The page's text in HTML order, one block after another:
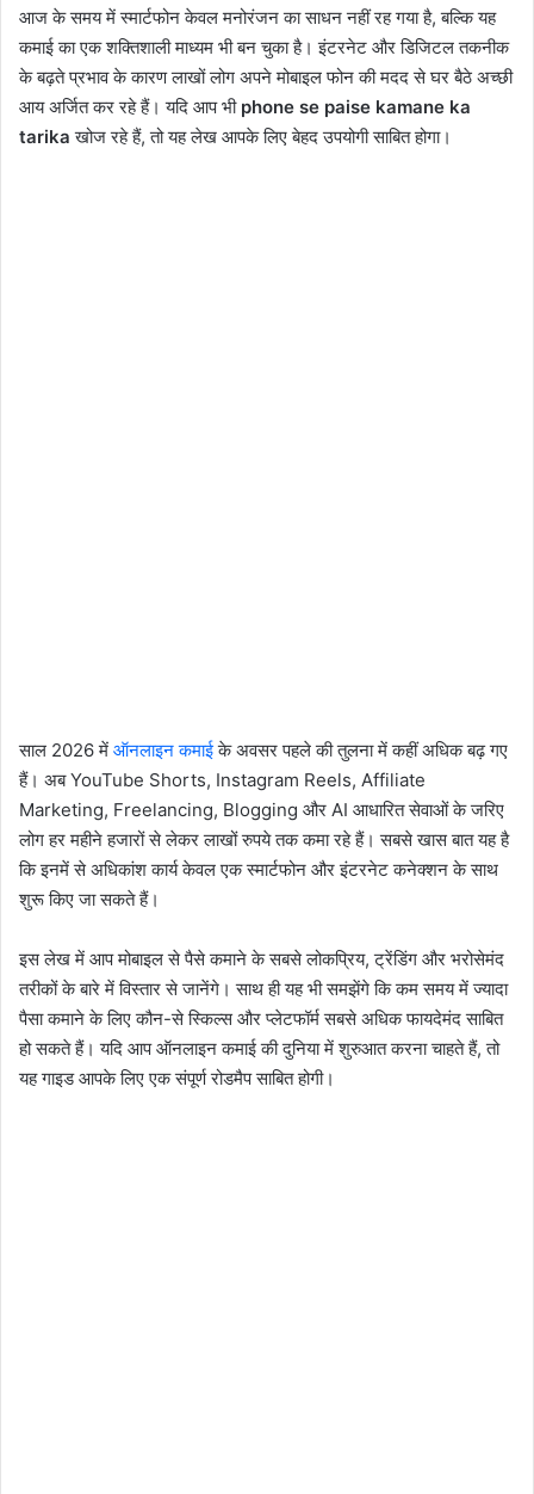
आज के समय में स्मार्टफोन केवल मनोरंजन का साधन नहीं रह गया है, बल्कि यह
कमाई का एक शक्तिशाली माध्यम भी बन चुका है। इंटरनेट और डिजिटल तकनीक
के बढ़ते प्रभाव के कारण लाखों लोग अपने मोबाइल फोन की मदद से घर बैठे अच्छी
आय अर्जित कर रहे हैं। यदि आप भी phone se paise kamane ka
tarika खोज रहे हैं, तो यह लेख आपके लिए बेहद उपयोगी साबित होगा।
साल 2026 में ऑनलाइन कमाईके अवसर पहले की तुलना में कहीं अधिक बढ़ गए
हैं। अब YouTube Shorts, Instagram Reels, Affiliate
Marketing, Freelancing, Blogging और AI आधारित सेवाओं के जरिए
लोग हर महीने हजारों से लेकर लाखों रुपये तक कमा रहे हैं। सबसे खास बात यह है
कि इनमें से अधिकांश कार्य केवल एक स्मार्टफोन और इंटरनेट कनेक्शन के साथ
शुरू किए जा सकते हैं।
इस लेख में आप मोबाइल से पैसे कमाने के सबसे लोकप्रिय, ट्रेंडिंग और भरोसेमंद
तरीकों के बारे में विस्तार से जानेंगे। साथ ही यह भी समझेंगे कि कम समय में ज्यादा
पैसा कमाने के लिए कौन-से स्किल्स और प्लेटफॉर्म सबसे अधिक फायदेमंद साबित
हो सकते हैं। यदि आप ऑनलाइन कमाई की दुनिया में शुरुआत करना चाहते हैं, तो
यह गाइड आपके लिए एक संपूर्ण रोडमैप साबित होगी।